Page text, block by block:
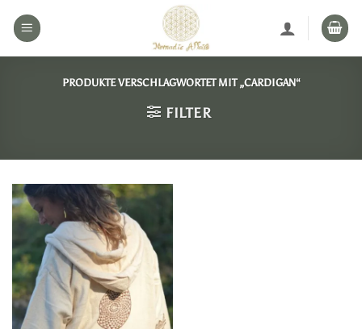
Inhalt
PRODUKTE VERSCHLAGWORTET MIT „CARDIGAN“
FILTER